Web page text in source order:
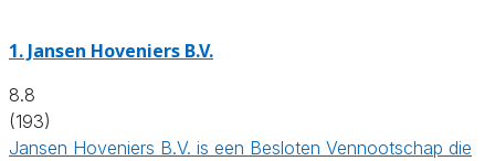
1. Jansen Hoveniers B.V.
8.8
(193)
Jansen Hoveniers B.V. is een Besloten Vennootschap die